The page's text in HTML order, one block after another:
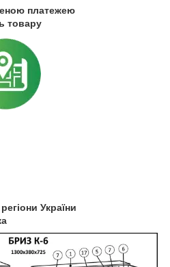
платежею
товару
України